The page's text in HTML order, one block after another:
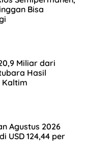
Bisa
Miliar dari
Hasil
Kaltim
Agustus 2026
USD 124,44 per